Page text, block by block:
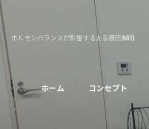
ホルモンバランスが影響する太る原因解明
ホーム コンセプト